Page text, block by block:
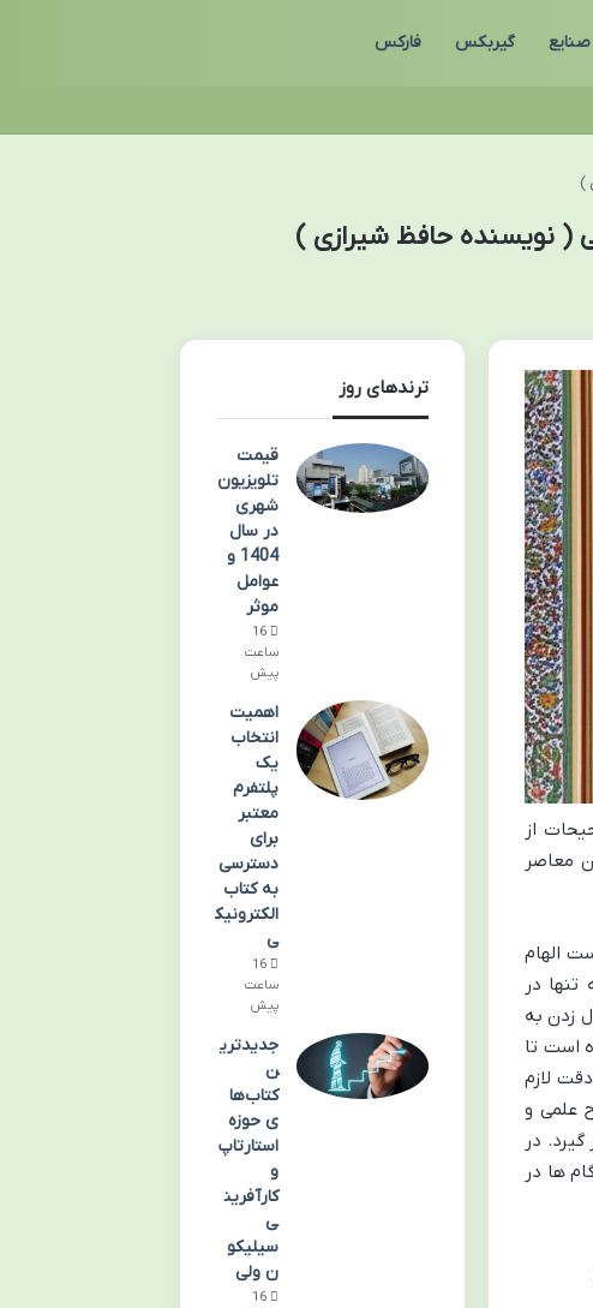
صنایع گیربکس فارکس
)
( نویسنده حافظ شیرازی )
از
معاصر
الهام
در
زدن به
است تا
لازم
علمی و
در
ها در
ترندهای روز
قیمت
تلویزیون
شهری
در سال
1404 و
عوامل
موثر
16
ساعت
پیش
اهمیت
انتخاب
یک
پلتفرم
معتبر
برای
دسترسی
به کتاب
الکترونیک
ی
16
ساعت
پیش
جدیدتری
ن
کتاب‌ها
ی حوزه
استارتاپ
و
کارآفرین
ی
سیلیکو
ن ولی
16